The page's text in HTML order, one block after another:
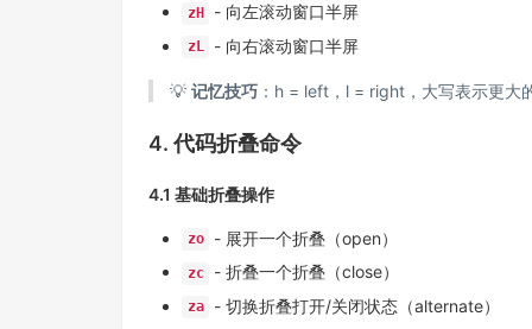
zH - 向左滚动窗口半屏
zL - 向右滚动窗口半屏
💡 记忆技巧：h = left，l = right，大写表示更大
4. 代码折叠命令
4.1 基础折叠操作
zo - 展开一个折叠（open）
zc - 折叠一个折叠（close）
za - 切换折叠打开/关闭状态（alternate）